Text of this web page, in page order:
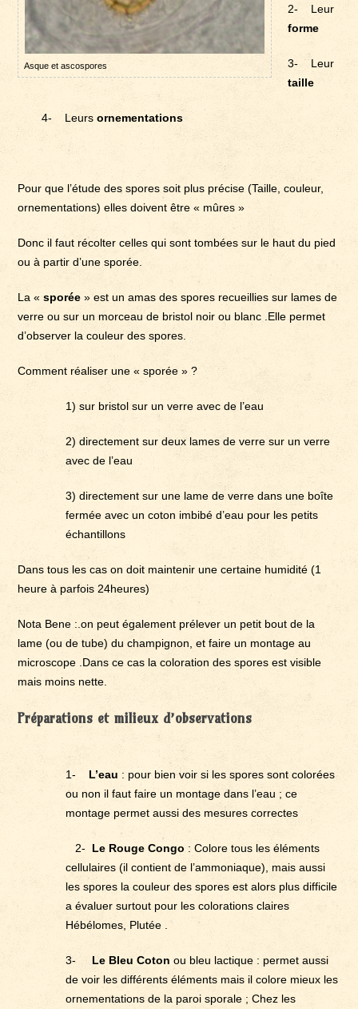
Asque et ascospores
2- Leur
forme
3- Leur
taille
4- Leursornementations
Pour que l’étude des spores soit plus précise (Taille, couleur,
ornementations) elles doivent être « mûres »
Donc il faut récolter celles qui sont tombées sur le haut du pied
ou à partir d’une sporée.
La «sporée » est un amas des spores recueillies sur lames de
verre ou sur un morceau de bristol noir ou blanc .Elle permet
d’observer la couleur des spores.
Comment réaliser une « sporée » ?
1) sur bristol sur un verre avec de l’eau
2) directement sur deux lames de verre sur un verre
avec de l’eau
3) directement sur une lame de verre dans une boîte
fermée avec un coton imbibé d’eau pour les petits
échantillons
Dans tous les cas on doit maintenir une certaine humidité (1
heure à parfois 24heures)
Nota Bene :.on peut également prélever un petit bout de la
lame (ou de tube) du champignon, et faire un montage au
microscope .Dans ce cas la coloration des spores est visible
mais moins nette.
Préparations et milieux d’observations
1- L’eau : pour bien voir si les spores sont colorées
ou non il faut faire un montage dans l’eau ; ce
montage permet aussi des mesures correctes
2- Le Rouge Congo : Colore tous les éléments
cellulaires (il contient de l’ammoniaque), mais aussi
les spores la couleur des spores est alors plus difficile
a évaluer surtout pour les colorations claires
Hébélomes, Plutée .
3- Le Bleu Coton ou bleu lactique : permet aussi
de voir les différents éléments mais il colore mieux les
ornementations de la paroi sporale ; Chez les